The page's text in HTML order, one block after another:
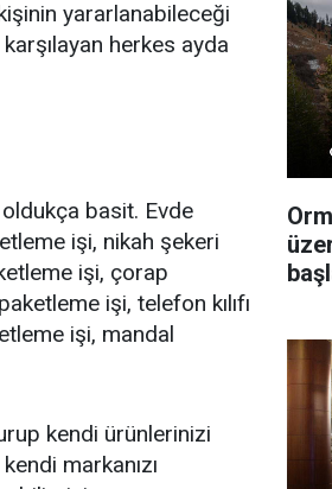
yararlanabileceği
herkes ayda
basit. Evde
işi, nikah şekeri
işi, çorap
işi, telefon kılıfı
işi, mandal
kendi ürünlerinizi
markanızı